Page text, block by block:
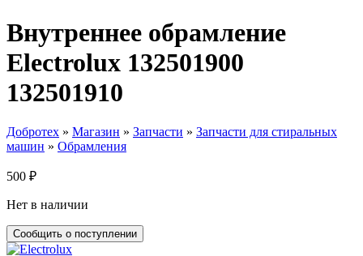
Внутреннее обрамление
Electrolux 132501900
132501910
Добротех » Магазин » Запчасти » Запчасти для стиральных
машин » Обрамления
500 ₽
Нет в наличии